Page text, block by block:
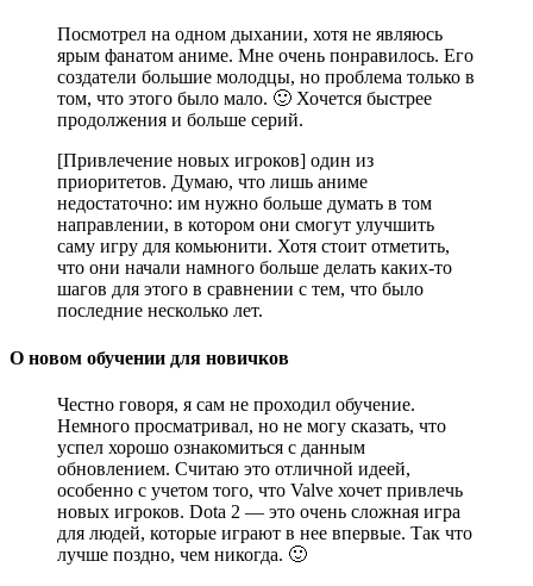
Посмотрел на одном дыхании, хотя не являюсь
ярым фанатом аниме. Мне очень понравилось. Его
создатели большие молодцы, но проблема только в
том, что этого было мало. 🙂 Хочется быстрее
продолжения и больше серий.
[Привлечение новых игроков] один из
приоритетов. Думаю, что лишь аниме
недостаточно: им нужно больше думать в том
направлении, в котором они смогут улучшить
саму игру для комьюнити. Хотя стоит отметить,
что они начали намного больше делать каких-то
шагов для этого в сравнении с тем, что было
последние несколько лет.
О новом обучении для новичков
Честно говоря, я сам не проходил обучение.
Немного просматривал, но не могу сказать, что
успел хорошо ознакомиться с данным
обновлением. Считаю это отличной идеей,
особенно с учетом того, что Valve хочет привлечь
новых игроков. Dota 2 — это очень сложная игра
для людей, которые играют в нее впервые. Так что
лучше поздно, чем никогда. 🙂